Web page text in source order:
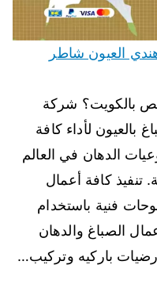
66616884 صباغ هندي العيون شاطر
بالكويت؟ شركة
بالعيون لأداء كافة
الدهان في العالم
تنفيذ كافة أعمال
فنية باستخدام
الصباغ والدهان
باركيه وتركيب…